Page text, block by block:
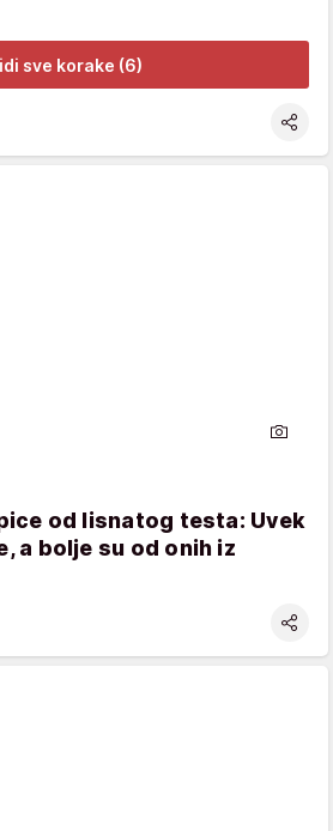
sve korake (6)
od lisnatog testa: Uvek
a bolje su od onih iz